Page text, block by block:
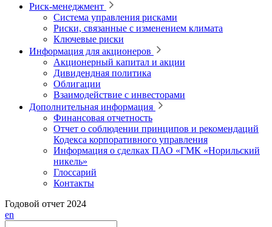
Риск-менеджмент
Система управления рисками
Риски, связанные с изменением климата
Ключевые риски
Информация для акционеров
Акционерный капитал и акции
Дивидендная политика
Облигации
Взаимодействие с инвесторами
Дополнительная информация
Финансовая отчетность
Отчет о соблюдении принципов и рекомендаций
Кодекса корпоративного управления
Информация о сделках ПАО «ГМК «Норильский
никель»
Глоссарий
Контакты
Годовой отчет 2024
en